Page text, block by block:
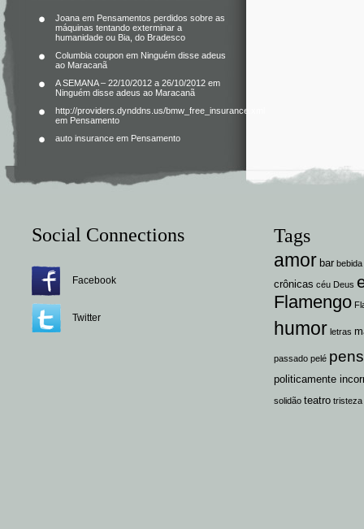
Joana em Pensamentos perdidos sobre as
máquinas tentando exterminar a
humanidade ou Bia, do Bradesco
Columbia coupon em Ninguém disse adeus
ao Maracanã
A SEMANA – 22/10/2012 a 26/10/2012 em
Ninguém disse adeus ao Maracanã
http://providers.dynddns.us/bmw_free_insurance.xml
em Pensamento
auto insurance em Pensamento
Social Connections
Facebook
Twitter
Tags
amor bar bebida
crônicas céu Deus
Flamengo
humor letras
passado pelé
politicamente
solidão teatro tristeza